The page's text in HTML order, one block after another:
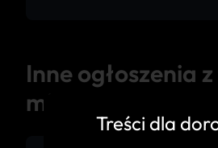
Inne ogłoszenia
miasta
Treści dla